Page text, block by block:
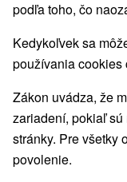
945 05 KomárnoN
podľa toho, čo
Kedykoľvek sa
používania cookies
Zákon uvádza, že
zariadení, pokiaľ
stránky. Pre všetky
povolenie.